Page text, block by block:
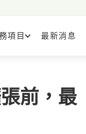
項目 最新消息
前，最